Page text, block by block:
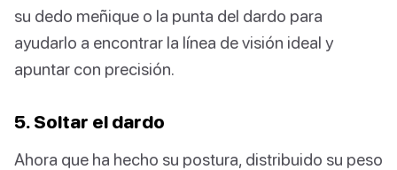
su dedo meñique o la punta del dardo para
ayudarlo a encontrar la línea de visión ideal y
apuntar con precisión.
5. Soltar el dardo
Ahora que ha hecho su postura, distribuido su peso